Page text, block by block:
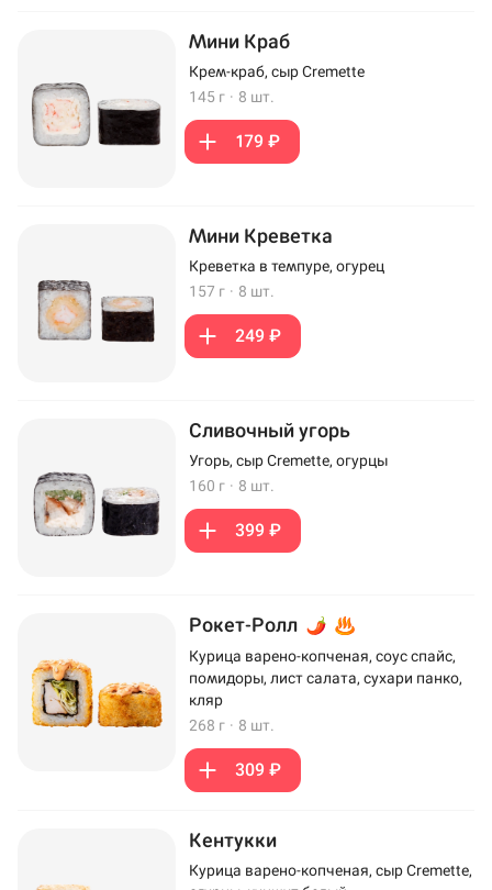
Мини Краб
Крем-краб, сыр Cremette
145 г · 8 шт.
179 ₽
Мини Креветка
Креветка в темпуре, огурец
157 г · 8 шт.
249 ₽
Сливочный угорь
Угорь, сыр Cremette, огурцы
160 г · 8 шт.
399 ₽
Рокет-Ролл
Курица варено-копченая, соус спайс,
помидоры, лист салата, сухари панко,
кляр
268 г · 8 шт.
309 ₽
Кентукки
Курица варено-копченая, сыр Cremette,